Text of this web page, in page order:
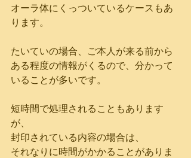
オーラ体にくっついているケースもあ
ります。
たいていの場合、ご本人が来る前から
ある程度の情報がくるので、分かって
いることが多いです。
短時間で処理されることもあります
が、
封印されている内容の場合は、
それなりに時間がかかることがありま